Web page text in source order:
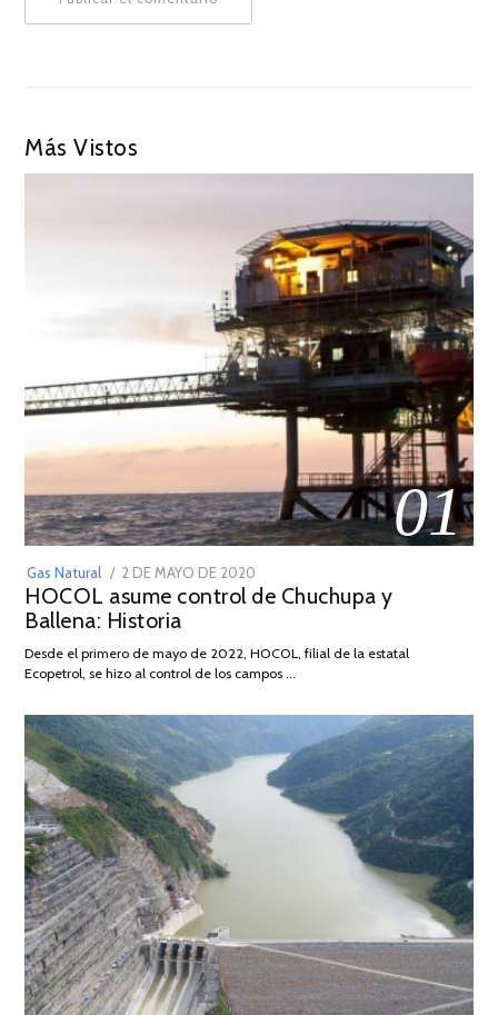
Más Vistos
01
Gas Natural
POSTED
ON
2 DE MAYO DE 2020
DE
2026
HOCOL asume control de Chuchupa y
Ballena: Historia
Desde el primero de mayo de 2022, HOCOL, filial de la estatal
Ecopetrol, se hizo al control de los campos …